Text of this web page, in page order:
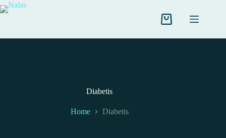
Salta
al
Carrello
Diabetis
Home Diabetis